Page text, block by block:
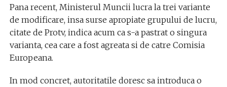
Pana recent, Ministerul Muncii lucra la trei variante
de modificare, insa surse apropiate grupului de lucru,
citate de Protv, indica acum ca s-a pastrat o singura
varianta, cea care a fost agreata si de catre Comisia
Europeana.
In mod concret, autoritatile doresc sa introduca o